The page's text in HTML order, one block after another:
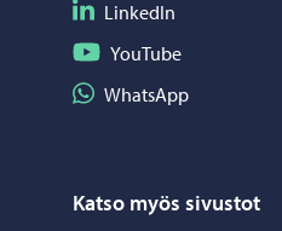
Seuraa LinkedIn
LinkedIn
Seuraa YouTube
YouTube
Jaa WhatsApp
WhatsApp
Katso myös sivustot